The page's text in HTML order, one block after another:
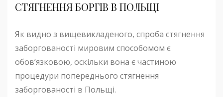
СТЯГНЕННЯ БОРГІВ В ПОЛЬЩІ
Як видно з вищевикладеного, спроба стягнення
заборгованості мировим способомом є
обов’язковою, оскільки вона є частиною
процедури попереднього стягнення
заборгованості в Польщі.